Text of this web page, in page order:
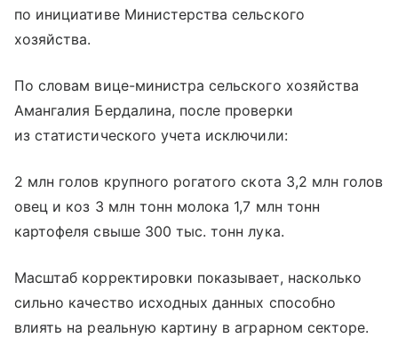
по инициативе Министерства сельского
хозяйства.
По словам вице-министра сельского хозяйства
Амангалия Бердалина, после проверки
из статистического учета исключили:
2 млн голов крупного рогатого скота 3,2 млн голов
овец и коз 3 млн тонн молока 1,7 млн тонн
картофеля свыше 300 тыс. тонн лука.
Масштаб корректировки показывает, насколько
сильно качество исходных данных способно
влиять на реальную картину в аграрном секторе.